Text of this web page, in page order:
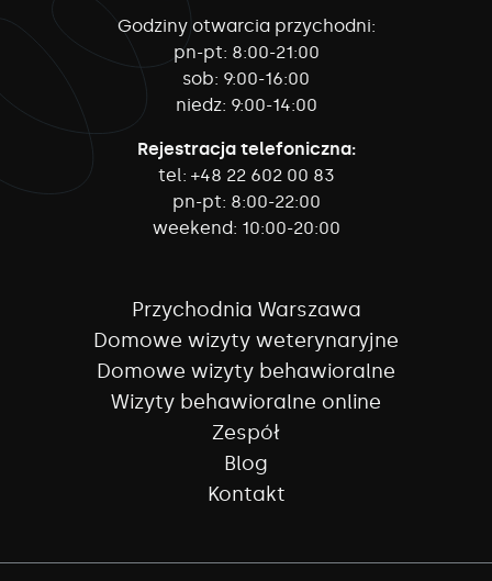
Godziny otwarcia przychodni:
pn-pt: 8:00-21:00
sob: 9:00-16:00
niedz: 9:00-14:00
Rejestracja telefoniczna:
tel: +48 22 602 00 83
pn-pt: 8:00-22:00
weekend: 10:00-20:00
Przychodnia Warszawa
Domowe wizyty weterynaryjne
Domowe wizyty behawioralne
Wizyty behawioralne online
Zespół
Blog
Kontakt